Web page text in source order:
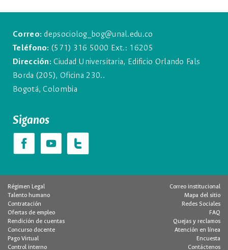
Correo:depsociolog_bog@unal.edu.co
Teléfono: (571) 316 5000 Ext.: 16205
Dirección:Ciudad Universitaria, Edificio Orlando Fals
Borda (205), Oficina 230..
Bogotá, Colombia
Siganos
Régimen Legal
Talento humano
Contratación
Ofertas de empleo
Rendición de cuentas
Concurso docente
Pago Virtual
Control interno
Correo institucional
Mapa del sitio
Redes Sociales
FAQ
Quejas y reclamos
Atención en línea
Encuesta
Contáctenos